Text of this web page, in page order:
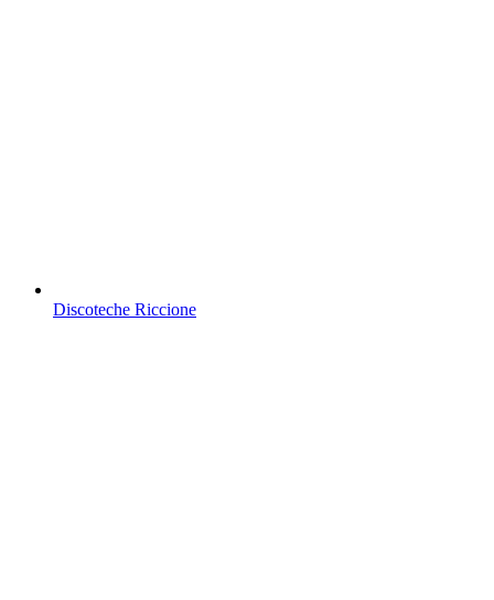
Discoteche Riccione